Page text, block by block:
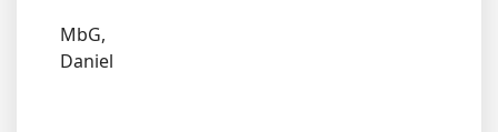
MbG,
Daniel